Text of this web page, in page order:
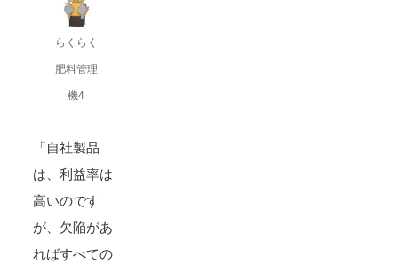
らくらく
肥料管理
機4
「自社製品
は、利益率は
高いのです
が、欠陥があ
ればすべての